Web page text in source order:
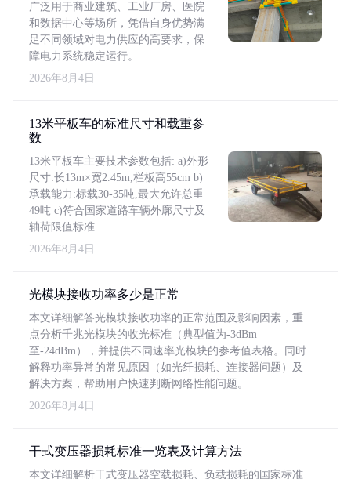
广泛用于商业建筑、工业厂房、医院
和数据中心等场所，凭借自身优势满
足不同领域对电力供应的高要求，保
障电力系统稳定运行。
2026年8月4日
13米平板车的标准尺寸和载重参
数
13米平板车主要技术参数包括: a)外形
尺寸:长13m×宽2.45m,栏板高55cm b)
承载能力:标载30-35吨,最大允许总重
49吨 c)符合国家道路车辆外廓尺寸及
轴荷限值标准
2026年8月4日
光模块接收功率多少是正常
本文详细解答光模块接收功率的正常范围及影响因素，重
点分析千兆光模块的收光标准（典型值为-3dBm
至-24dBm），并提供不同速率光模块的参考值表格。同时
解释功率异常的常见原因（如光纤损耗、连接器问题）及
解决方案，帮助用户快速判断网络性能问题。
2026年8月4日
干式变压器损耗标准一览表及计算方法
本文详细解析干式变压器空载损耗、负载损耗的国家标准